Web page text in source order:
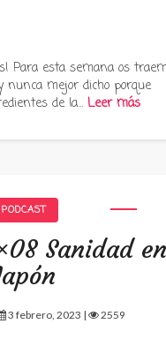
Para esta semana os
nunca mejor dicho porque
de la…Leer más
PODCAST
Sanidad en
3 febrero, 2023 | 2559